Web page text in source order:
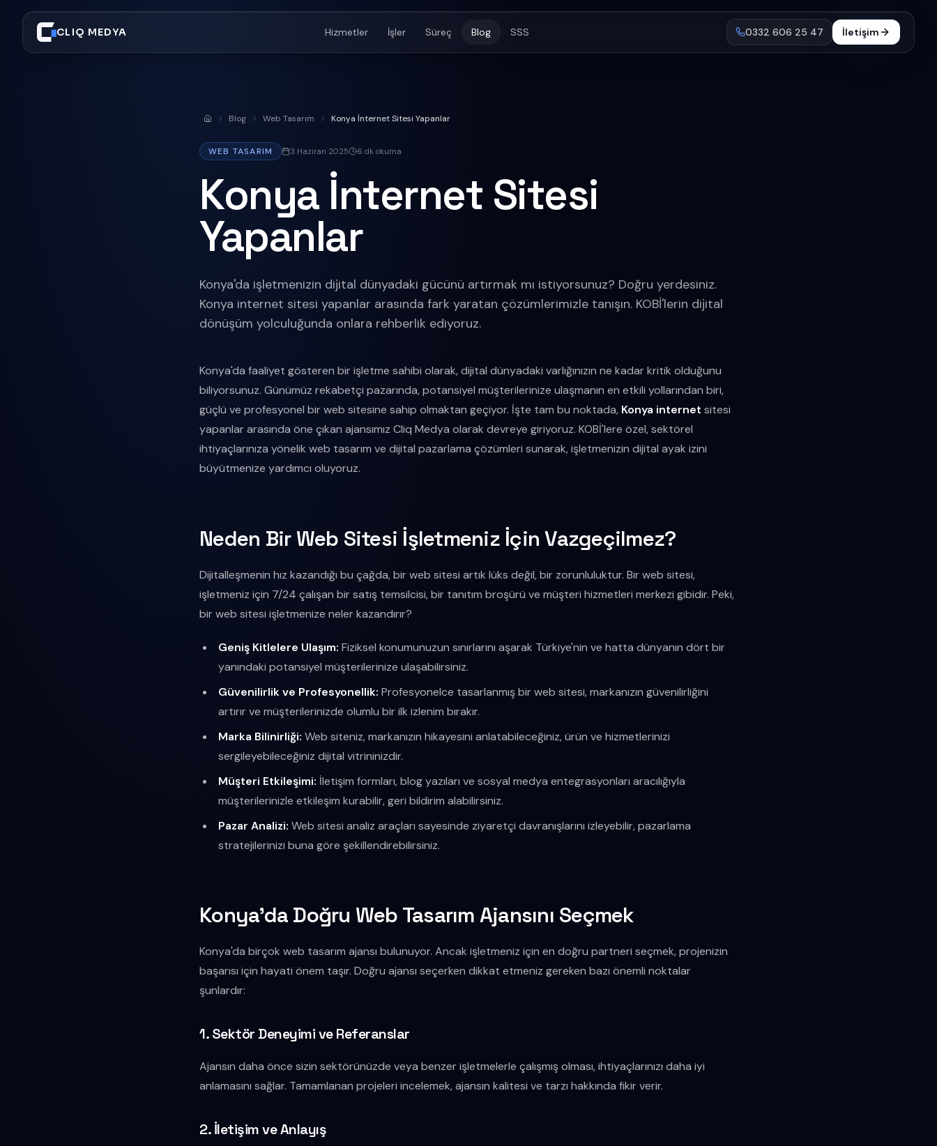
CLIQ MEDYA Hizmetler İşler Süreç Blog SSS 0332 606 25 47 İletişim
Anasayfa
Blog Web Tasarım Konya İnternet Sitesi Yapanlar
WEB TASARIM 3 Haziran 2025 6 dk okuma
Konya İnternet Sitesi
Yapanlar
Konya'da işletmenizin dijital dünyadaki gücünü artırmak mı istiyorsunuz? Doğru yerdesiniz.
Konya internet sitesi yapanlar arasında fark yaratan çözümlerimizle tanışın. KOBİ'lerin dijital
dönüşüm yolculuğunda onlara rehberlik ediyoruz.
Konya'da faaliyet gösteren bir işletme sahibi olarak, dijital dünyadaki varlığınızın ne kadar kritik olduğunu
biliyorsunuz. Günümüz rekabetçi pazarında, potansiyel müşterilerinize ulaşmanın en etkili yollarından biri,
güçlü ve profesyonel bir web sitesine sahip olmaktan geçiyor. İşte tam bu noktada, Konya internet sitesi
yapanlar arasında öne çıkan ajansımız Cliq Medya olarak devreye giriyoruz. KOBİ'lere özel, sektörel
ihtiyaçlarınıza yönelik web tasarım ve dijital pazarlama çözümleri sunarak, işletmenizin dijital ayak izini
büyütmenize yardımcı oluyoruz.
Neden Bir Web Sitesi İşletmeniz İçin Vazgeçilmez?
Dijitalleşmenin hız kazandığı bu çağda, bir web sitesi artık lüks değil, bir zorunluluktur. Bir web sitesi,
işletmeniz için 7/24 çalışan bir satış temsilcisi, bir tanıtım broşürü ve müşteri hizmetleri merkezi gibidir. Peki,
bir web sitesi işletmenize neler kazandırır?
Geniş Kitlelere Ulaşım: Fiziksel konumunuzun sınırlarını aşarak Türkiye'nin ve hatta dünyanın dört bir
yanındaki potansiyel müşterilerinize ulaşabilirsiniz.
Güvenilirlik ve Profesyonellik: Profesyonelce tasarlanmış bir web sitesi, markanızın güvenilirliğini
artırır ve müşterilerinizde olumlu bir ilk izlenim bırakır.
Marka Bilinirliği: Web siteniz, markanızın hikayesini anlatabileceğiniz, ürün ve hizmetlerinizi
sergileyebileceğiniz dijital vitrininizdir.
Müşteri Etkileşimi: İletişim formları, blog yazıları ve sosyal medya entegrasyonları aracılığıyla
müşterilerinizle etkileşim kurabilir, geri bildirim alabilirsiniz.
Pazar Analizi: Web sitesi analiz araçları sayesinde ziyaretçi davranışlarını izleyebilir, pazarlama
stratejilerinizi buna göre şekillendirebilirsiniz.
Konya'da Doğru Web Tasarım Ajansını Seçmek
Konya'da birçok web tasarım ajansı bulunuyor. Ancak işletmeniz için en doğru partneri seçmek, projenizin
başarısı için hayati önem taşır. Doğru ajansı seçerken dikkat etmeniz gereken bazı önemli noktalar
şunlardır:
1. Sektör Deneyimi ve Referanslar
Ajansın daha önce sizin sektörünüzde veya benzer işletmelerle çalışmış olması, ihtiyaçlarınızı daha iyi
anlamasını sağlar. Tamamlanan projeleri incelemek, ajansın kalitesi ve tarzı hakkında fikir verir.
2. İletişim ve Anlayış